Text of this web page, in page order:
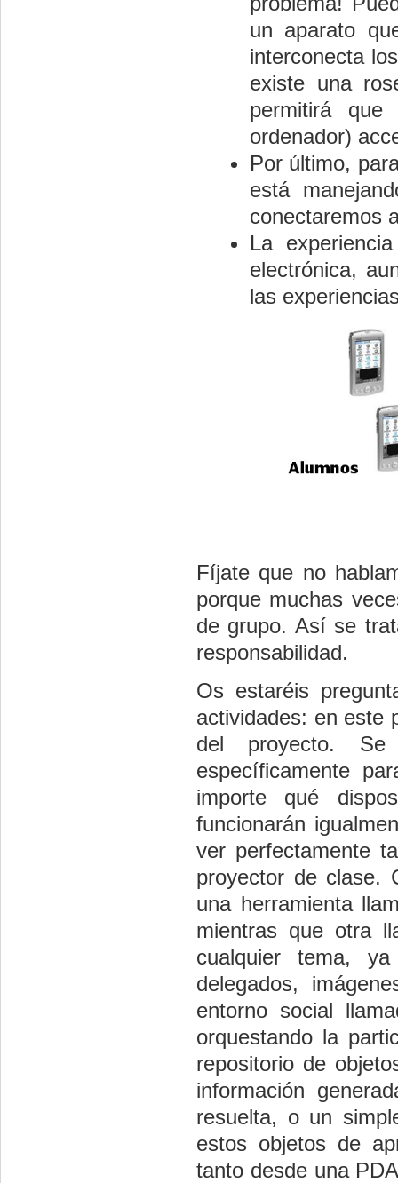
un aparato
interconecta
existe una
permitirá
ordenador)
Por último,
está
conectaremos
La
electrónica,
las
Fíjate que no
porque muchas
de grupo. Así se
responsabilidad.
Os estaréis
actividades: en este
del proyecto. Se
específicamente
importe qué
funcionarán
ver perfectamente
proyector de clase.
una herramienta
mientras que otra
cualquier tema,
delegados,
entorno social
orquestando la
repositorio de
información
resuelta, o un
estos objetos de
tanto desde una